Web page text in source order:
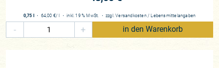
0,75 l ・ 64,00 €/ l ・inkl. 19 % MwSt. ・ zzgl.Versandkosten / Lebensmittelangaben
- + in den Warenkorb